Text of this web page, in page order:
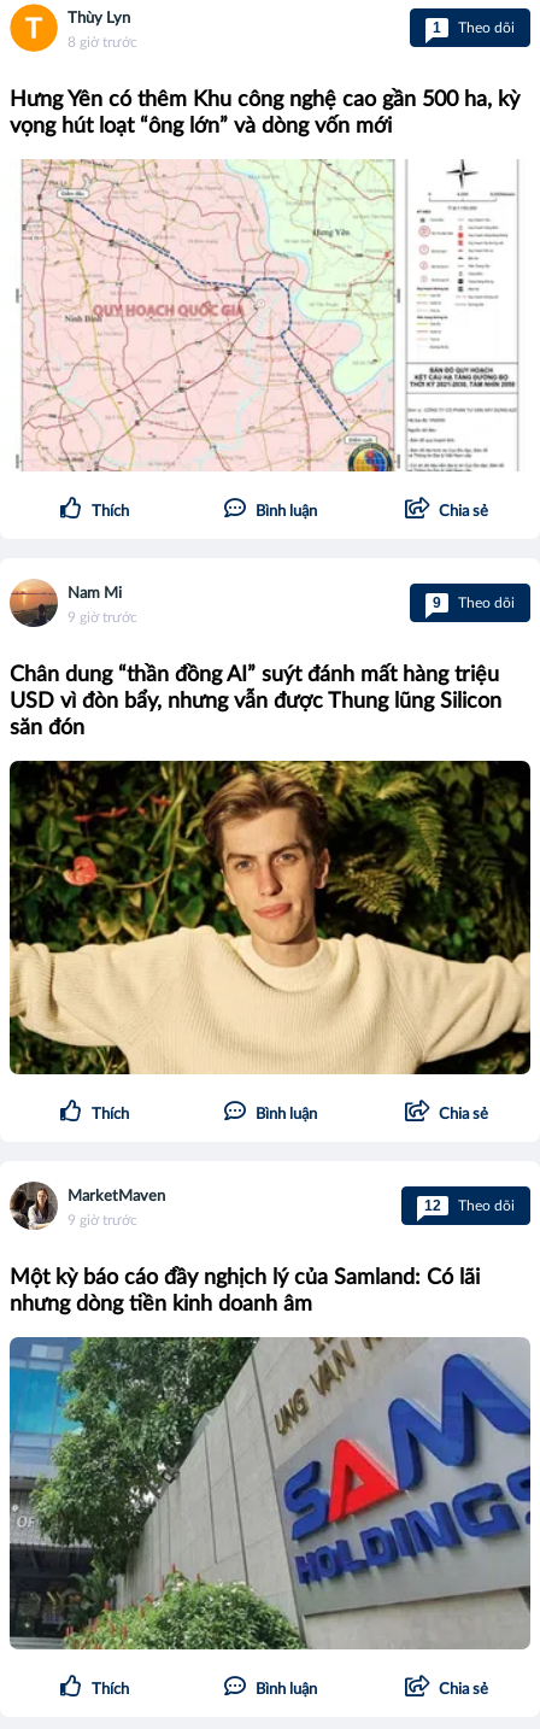
Thùy Lyn
8 giờ trước
1 Theo dõi
Hưng Yên có thêm Khu công nghệ cao gần 500 ha, kỳ
vọng hút loạt “ông lớn” và dòng vốn mới
Thích Bình luận Chia sẻ
Nam Mi
9 giờ trước
9 Theo dõi
Chân dung “thần đồng AI” suýt đánh mất hàng triệu
USD vì đòn bẩy, nhưng vẫn được Thung lũng Silicon
săn đón
Thích Bình luận Chia sẻ
MarketMaven
9 giờ trước
12 Theo dõi
Một kỳ báo cáo đầy nghịch lý của Samland: Có lãi
nhưng dòng tiền kinh doanh âm
Thích Bình luận Chia sẻ